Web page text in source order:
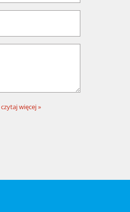
czytaj więcej »